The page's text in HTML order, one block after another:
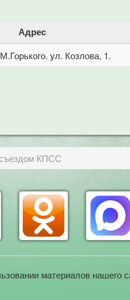
Адрес
ул. Козлова, 1.
съездом КПСС
материалов нашего